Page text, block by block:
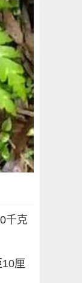
千克
厘